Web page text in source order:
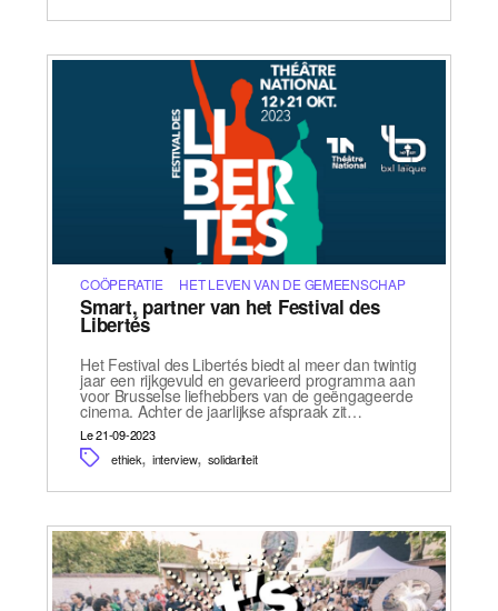
COÖPERATIE HET LEVEN VAN DE GEMEENSCHAP
Smart, partner van het Festival des
Libertés
Het Festival des Libertés biedt al meer dan twintig
jaar een rijkgevuld en gevarieerd programma aan
voor Brusselse liefhebbers van de geëngageerde
cinema. Achter de jaarlijkse afspraak zit…
Le 21-09-2023
ethiek, interview, solidariteit